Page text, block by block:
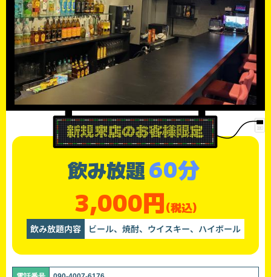
飲み放題60分
3,000円(税込)
飲み放題内容 ビール、焼酎、ウイスキー、ハイボール